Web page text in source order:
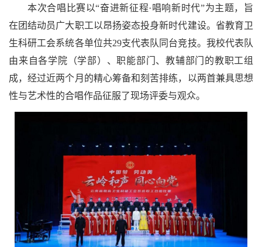
本次合唱比赛以“奋进新征程·唱响新时代”为主题，旨
在团结动员广大职工以昂扬姿态投身新时代建设。省教育卫
生科研工会系统各单位共29支代表队同台竞技。我校代表队
由来自各学院（学部）、职能部门、教辅部门的教职工组
成，经过近两个月的精心筹备和刻苦排练，以两首兼具思想
性与艺术性的合唱作品征服了现场评委与观众。